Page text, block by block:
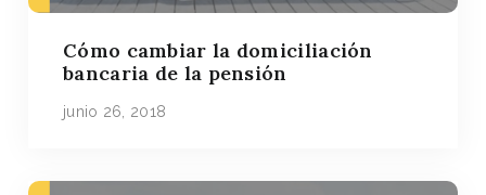
Cómo cambiar la domiciliación
bancaria de la pensión
junio 26, 2018